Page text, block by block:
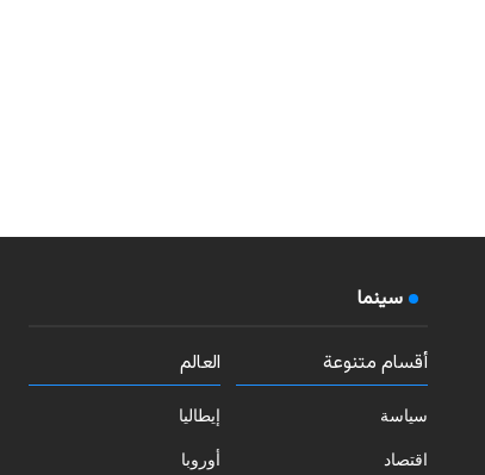
سينما
أقسام متنوعة
سياسة
اقتصاد
العالم
إيطاليا
أوروبا